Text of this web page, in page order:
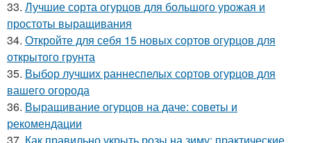
33. Лучшие сорта огурцов для большого урожая и
простоты выращивания
34. Откройте для себя 15 новых сортов огурцов для
открытого грунта
35. Выбор лучших раннеспелых сортов огурцов для
вашего огорода
36. Выращивание огурцов на даче: советы и
рекомендации
37. Как правильно укрыть розы на зиму: практические